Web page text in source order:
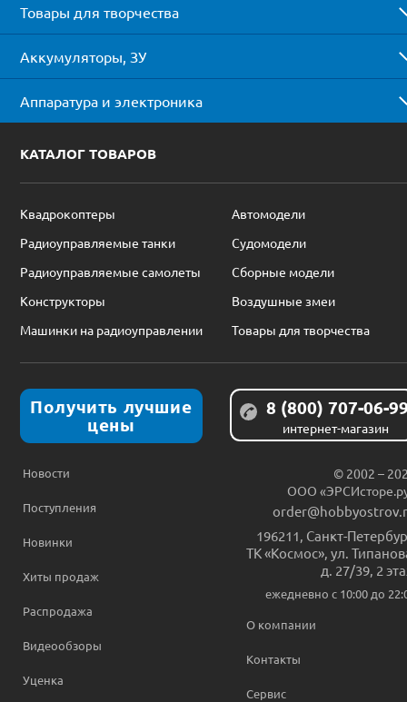
Товары для творчества
Аккумуляторы, ЗУ
Аппаратура и электроника
КАТАЛОГ ТОВАРОВ
Квадрокоптеры
Автомодели
Радиоуправляемые танки
Судомодели
Радиоуправляемые самолеты
Сборные модели
Конструкторы
Воздушные змеи
Машинки на радиоуправлении
Товары для творчества
Получить лучшие
цены
8 (800) 707-06-
интернет-магазин
Новости
Поступления
Новинки
Хиты продаж
Распродажа
Видеообзоры
Уценка
© 2002 –
ООО
196211, Санкт-
ТК «Космос», ул.
д. 27/39, 2
ежедневно c 10:00 до
О компании
Контакты
Сервис